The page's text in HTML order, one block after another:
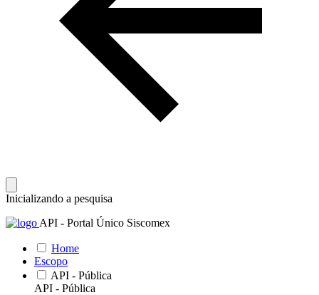
Inicializando a pesquisa
API - Portal Único Siscomex
Home
Escopo
API - Pública
API - Pública